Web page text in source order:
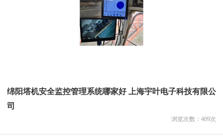
绵阳塔机安全监控管理系统哪家好 上海宇叶电子科技有限公
司
浏览次数： 409次